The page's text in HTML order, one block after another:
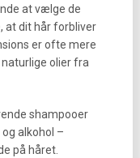
at vælge de
at dit hår forbliver
er ofte mere
olier fra
shampooer
alkohol –
på håret.